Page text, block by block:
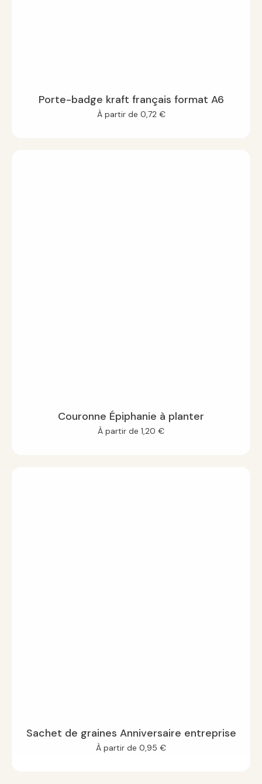
Porte-badge kraft français format A6
À partir de 0,72 €
Couronne Épiphanie à planter
À partir de 1,20 €
Sachet de graines Anniversaire entreprise
À partir de 0,95 €